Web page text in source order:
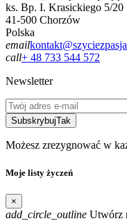
ks. Bp. I. Krasickiego 5/20
41-500 Chorzów
Polska
email
call+ 48 733 544 572
Newsletter
SubskrybujTak
Możesz zrezygnować w
Moje listy życzeń
×
add_circle_outline Utwórz